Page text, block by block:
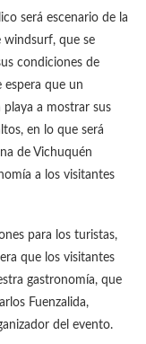
será escenario de la
windsurf, que se
condiciones de
espera que un
playa a mostrar sus
en lo que será
de Vichuquén
a los visitantes
para los turistas,
que los visitantes
gastronomía, que
Fuenzalida,
del evento.